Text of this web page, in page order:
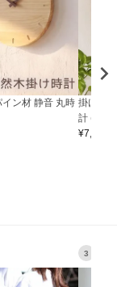
ン材 静音 丸時 掛け時
計
¥7,150
3